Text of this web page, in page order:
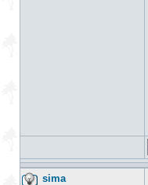
sima